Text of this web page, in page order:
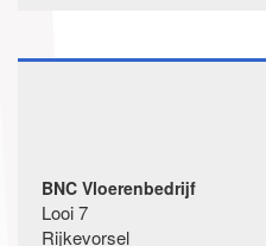
BNC Vloerenbedrijf
Looi 7
Rijkevorsel